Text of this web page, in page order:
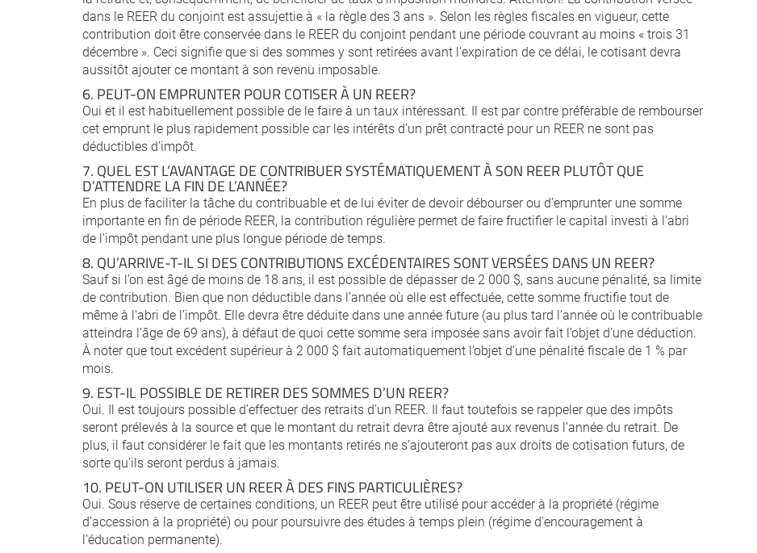
dans le REER du conjoint est assujettie à « la règle des 3 ans ». Selon les règles fiscales en vigueur, cette
contribution doit être conservée dans le REER du conjoint pendant une période couvrant au moins « trois 31
décembre ». Ceci signifie que si des sommes y sont retirées avant l’expiration de ce délai, le cotisant devra
aussitôt ajouter ce montant à son revenu imposable.
6. PEUT-ON EMPRUNTER POUR COTISER À UN REER?
Oui et il est habituellement possible de le faire à un taux intéressant. Il est par contre préférable de rembourser
cet emprunt le plus rapidement possible car les intérêts d’un prêt contracté pour un REER ne sont pas
déductibles d’impôt.
7. QUEL EST L’AVANTAGE DE CONTRIBUER SYSTÉMATIQUEMENT À SON REER PLUTÔT QUE
D’ATTENDRE LA FIN DE L’ANNÉE?
En plus de faciliter la tâche du contribuable et de lui éviter de devoir débourser ou d’emprunter une somme
importante en fin de période REER, la contribution régulière permet de faire fructifier le capital investi à l’abri
de l’impôt pendant une plus longue période de temps.
8. QU’ARRIVE-T-IL SI DES CONTRIBUTIONS EXCÉDENTAIRES SONT VERSÉES DANS UN REER?
Sauf si l’on est âgé de moins de 18 ans, il est possible de dépasser de 2 000 $, sans aucune pénalité, sa limite
de contribution. Bien que non déductible dans l’année où elle est effectuée, cette somme fructifie tout de
même à l’abri de l’impôt. Elle devra être déduite dans une année future (au plus tard l’année où le contribuable
atteindra l’âge de 69 ans), à défaut de quoi cette somme sera imposée sans avoir fait l’objet d’une déduction.
À noter que tout excédent supérieur à 2 000 $ fait automatiquement l’objet d’une pénalité fiscale de 1 % par
mois.
9. EST-IL POSSIBLE DE RETIRER DES SOMMES D’UN REER?
Oui. Il est toujours possible d’effectuer des retraits d’un REER. Il faut toutefois se rappeler que des impôts
seront prélevés à la source et que le montant du retrait devra être ajouté aux revenus l’année du retrait. De
plus, il faut considérer le fait que les montants retirés ne s’ajouteront pas aux droits de cotisation futurs, de
sorte qu’ils seront perdus à jamais.
10. PEUT-ON UTILISER UN REER À DES FINS PARTICULIÈRES?
Oui. Sous réserve de certaines conditions, un REER peut être utilisé pour accéder à la propriété (régime
d’accession à la propriété) ou pour poursuivre des études à temps plein (régime d’encouragement à
l’éducation permanente).